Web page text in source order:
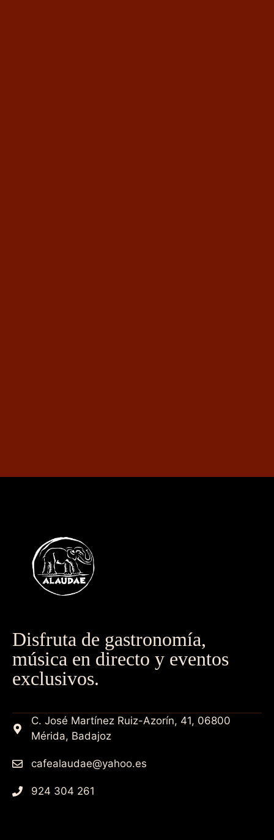
Disfruta de gastronomía,
música en directo y eventos
exclusivos.
C. José Martínez Ruiz-Azorín, 41, 06800
Mérida, Badajoz
cafealaudae@yahoo.es
924 304 261